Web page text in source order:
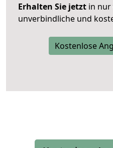
Erhalten Sie jetzt in
unverbindliche und
Kostenlose